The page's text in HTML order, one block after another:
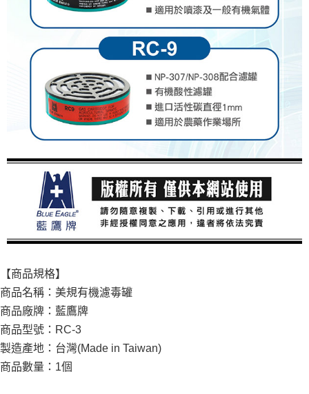
【商品規格】
商品名稱：美規有機濾毒罐
商品廠牌：藍鷹牌
商品型號：RC-3
製造產地：台灣(Made in Taiwan)
商品數量：1個